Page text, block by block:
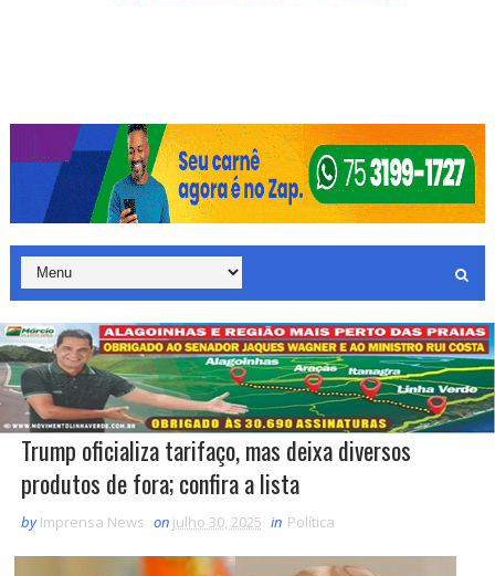
Trump oficializa tarifaço, mas deixa diversos
produtos de fora; confira a lista
by Imprensa News on julho 30, 2025 in Política